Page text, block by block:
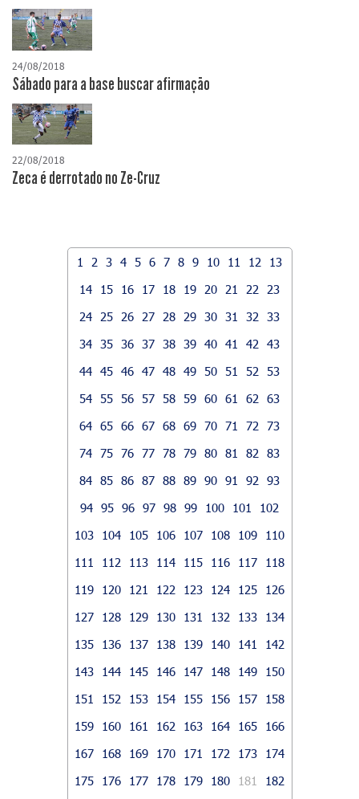
24/08/2018
Sábado para a base buscar afirmação
22/08/2018
Zeca é derrotado no Ze-Cruz
1 2 3 4 5 6 7 8 9 10 11 12
13
14
15 16 17 18 19 20 21 22
23
24
25 26 27 28 29 30 31 32
33
34 35 36 37 38 39 40 41 42
43
44 45 46 47 48 49 50 51 52
53
54 55 56 57 58 59 60 61 62
63
64 65 66 67 68 69 70 71 72
73
74 75 76 77 78 79 80 81 82
83
84 85 86 87 88 89 90 91 92
93
94 95 96 97 98 99 100 101
102
103
104 105 106 107 108 109
110
111
112 113 114 115 116 117
118
119
120 121 122 123 124 125
126
127
128 129 130 131 132 133
134
135
136 137 138 139 140 141
142
143
144 145 146 147 148 149
150
151
152 153 154 155 156 157
158
159
160 161 162 163 164 165
166
167
168 169 170 171 172 173
174
175
176 177 178 179 180 181
182